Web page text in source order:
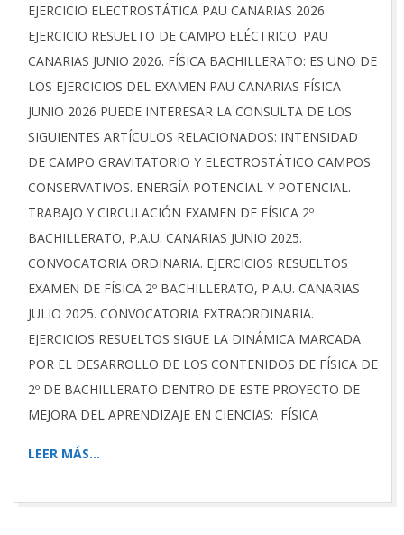
2026-
06-
04
EJERCICIO ELECTROSTÁTICA PAU CANARIAS 2026
EJERCICIO RESUELTO DE CAMPO ELÉCTRICO. PAU
CANARIAS JUNIO 2026. FÍSICA BACHILLERATO: ES UNO DE
LOS EJERCICIOS DEL EXAMEN PAU CANARIAS FÍSICA
JUNIO 2026 PUEDE INTERESAR LA CONSULTA DE LOS
SIGUIENTES ARTÍCULOS RELACIONADOS: INTENSIDAD
DE CAMPO GRAVITATORIO Y ELECTROSTÁTICO CAMPOS
CONSERVATIVOS. ENERGÍA POTENCIAL Y POTENCIAL.
TRABAJO Y CIRCULACIÓN EXAMEN DE FÍSICA 2º
BACHILLERATO, P.A.U. CANARIAS JUNIO 2025.
CONVOCATORIA ORDINARIA. EJERCICIOS RESUELTOS
EXAMEN DE FÍSICA 2º BACHILLERATO, P.A.U. CANARIAS
JULIO 2025. CONVOCATORIA EXTRAORDINARIA.
EJERCICIOS RESUELTOS SIGUE LA DINÁMICA MARCADA
POR EL DESARROLLO DE LOS CONTENIDOS DE FÍSICA DE
2º DE BACHILLERATO DENTRO DE ESTE PROYECTO DE
MEJORA DEL APRENDIZAJE EN CIENCIAS: FÍSICA
LEER MÁS…